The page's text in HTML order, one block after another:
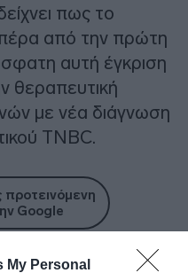
My Personal
πως το
πέρα από την πρώτη
αυτή έγκριση
θεραπευτική
με νέα διάγνωση
TNBC.
Google